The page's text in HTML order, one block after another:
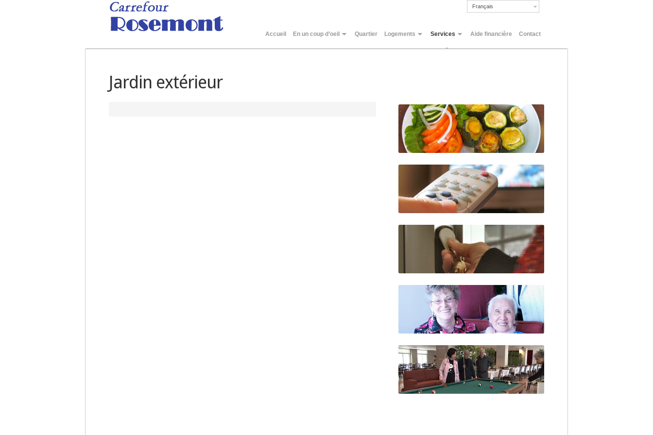
Français
Accueil En un coup d’oeil Quartier Logements Services Aide financière Contact
Jardin extérieur